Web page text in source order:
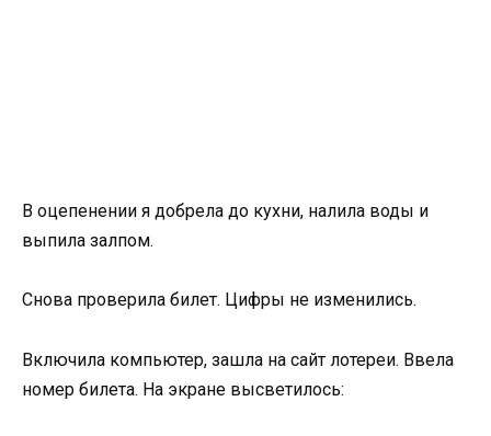
В оцепенении я добрела до кухни, налила воды и
выпила залпом.
Снова проверила билет. Цифры не изменились.
Включила компьютер, зашла на сайт лотереи. Ввела
номер билета. На экране высветилось: